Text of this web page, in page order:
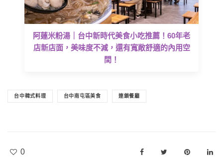
阿蓮米粉湯｜台中新時代美食小吃推薦！60年老
店新店面，美味度不減，還有寬敞舒適的內用空
間！
台中韓式料理 台中南屯區美食 連鎖餐廳
0